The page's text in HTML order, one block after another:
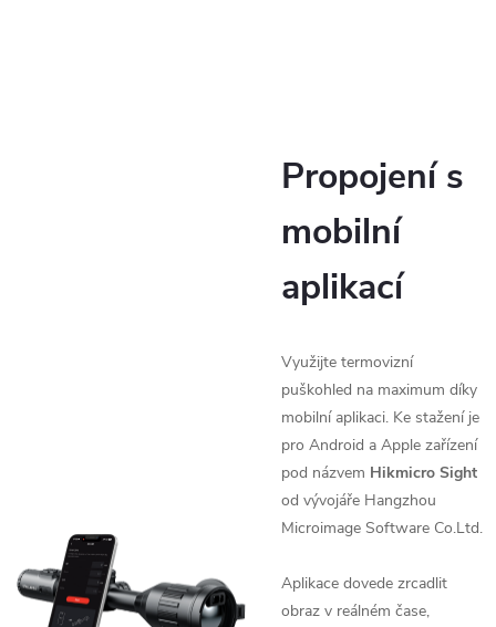
Propojení s
mobilní
aplikací
Využijte termovizní
puškohled na maximum díky
mobilní aplikaci. Ke stažení je
pro Android a Apple zařízení
pod názvem Hikmicro Sight
od vývojáře Hangzhou
Microimage Software Co.Ltd.
Aplikace dovede zrcadlit
obraz v reálném čase,